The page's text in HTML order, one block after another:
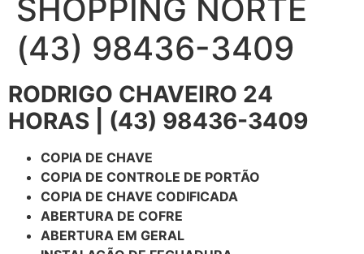
SHOPPING NORTE
(43) 98436-3409
RODRIGO CHAVEIRO 24
HORAS | (43) 98436-3409
COPIA DE CHAVE
COPIA DE CONTROLE DE PORTÃO
COPIA DE CHAVE CODIFICADA
ABERTURA DE COFRE
ABERTURA EM GERAL